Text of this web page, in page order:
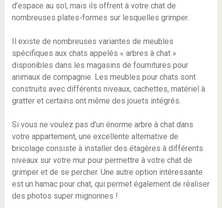
d’espace au sol, mais ils offrent à votre chat de
nombreuses plates-formes sur lesquelles grimper.
Il existe de nombreuses variantes de meubles
spécifiques aux chats appelés « arbres à chat »
disponibles dans les magasins de fournitures pour
animaux de compagnie. Les meubles pour chats sont
construits avec différents niveaux, cachettes, matériel à
gratter et certains ont même des jouets intégrés.
Si vous ne voulez pas d’un énorme arbre à chat dans
votre appartement, une excellente alternative de
bricolage consiste à installer des étagères à différents
niveaux sur votre mur pour permettre à votre chat de
grimper et de se percher. Une autre option intéressante
est un hamac pour chat, qui permet également de réaliser
des photos super mignonnes !